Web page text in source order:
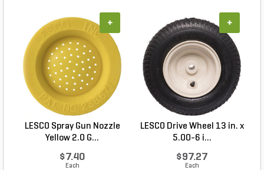
LESCO Spray Gun Nozzle
Yellow 2.0 G...
$7.40
Each
+
LESCO Drive Wheel 13 in. x
5.00-6 i...
$97.27
Each
+